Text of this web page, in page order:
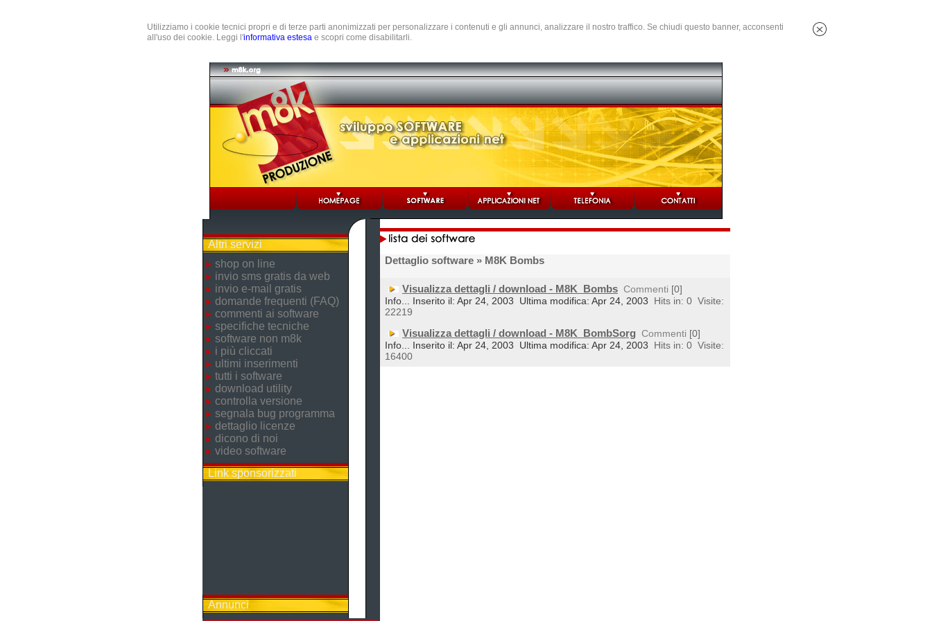
Utilizziamo i cookie tecnici propri e di terze parti anonimizzati per personalizzare i contenuti e gli annunci, analizzare il nostro traffico. Se chiudi questo banner, acconsenti
all'uso dei cookie. Leggi l'informativa estesa e scopri come disabilitarli.
Altri servizi
shop on line
invio sms gratis da web
invio e-mail gratis
domande frequenti (FAQ)
commenti ai software
specifiche tecniche
software non m8k
i più cliccati
ultimi inserimenti
tutti i software
download utility
controlla versione
segnala bug programma
dettaglio licenze
dicono di noi
video software
Link sponsorizzati
Annunci
Dettaglio software » M8K Bombs
Visualizza dettagli / download - M8K_Bombs Commenti [0]
Info... Inserito il: Apr 24, 2003
Ultima modifica: Apr 24, 2003 Hits in: 0 Visite:
22219
Visualizza dettagli / download - M8K_BombSorg Commenti [0]
Info... Inserito il: Apr 24, 2003
Ultima modifica: Apr 24, 2003 Hits in: 0 Visite:
16400